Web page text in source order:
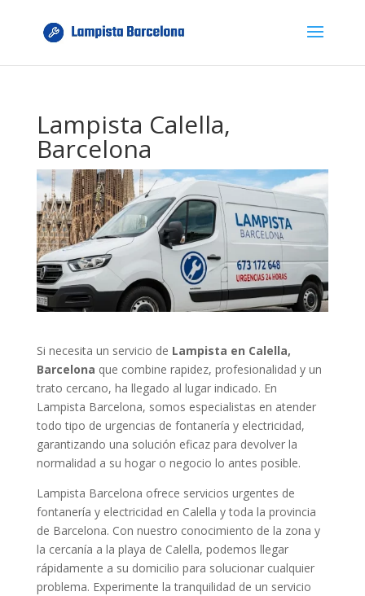
Lampista Calella,
Barcelona
Si necesita un servicio de Lampista en Calella,
Barcelona que combine rapidez, profesionalidad y un
trato cercano, ha llegado al lugar indicado. En
Lampista Barcelona, somos especialistas en atender
todo tipo de urgencias de fontanería y electricidad,
garantizando una solución eficaz para devolver la
normalidad a su hogar o negocio lo antes posible.
Lampista Barcelona ofrece servicios urgentes de
fontanería y electricidad en Calella y toda la provincia
de Barcelona. Con nuestro conocimiento de la zona y
la cercanía a la playa de Calella, podemos llegar
rápidamente a su domicilio para solucionar cualquier
problema. Experimente la tranquilidad de un servicio